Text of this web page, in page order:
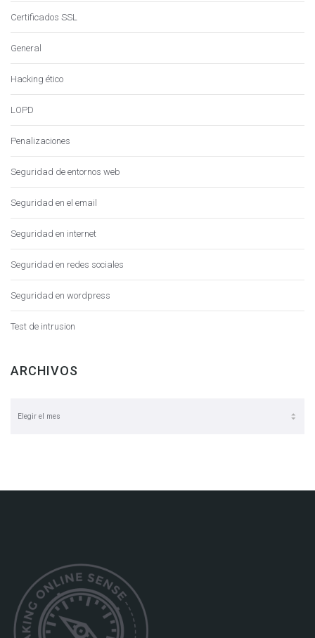
Certificados SSL
General
Hacking ético
LOPD
Penalizaciones
Seguridad de entornos web
Seguridad en el email
Seguridad en internet
Seguridad en redes sociales
Seguridad en wordpress
Test de intrusion
ARCHIVOS